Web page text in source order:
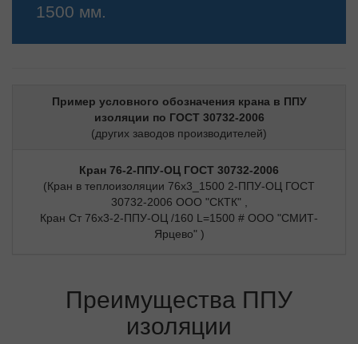
1500 мм.
Пример условного обозначения крана в ППУ
изоляции по ГОСТ 30732-2006
(других заводов производителей)
Кран 76-2-ППУ-ОЦ ГОСТ 30732-2006
(Кран в теплоизоляции 76х3_1500 2-ППУ-ОЦ ГОСТ
30732-2006 ООО "СКТК" ,
Кран Ст 76х3-2-ППУ-ОЦ /160 L=1500 # ООО "СМИТ-
Ярцево" )
Преимущества ППУ
изоляции